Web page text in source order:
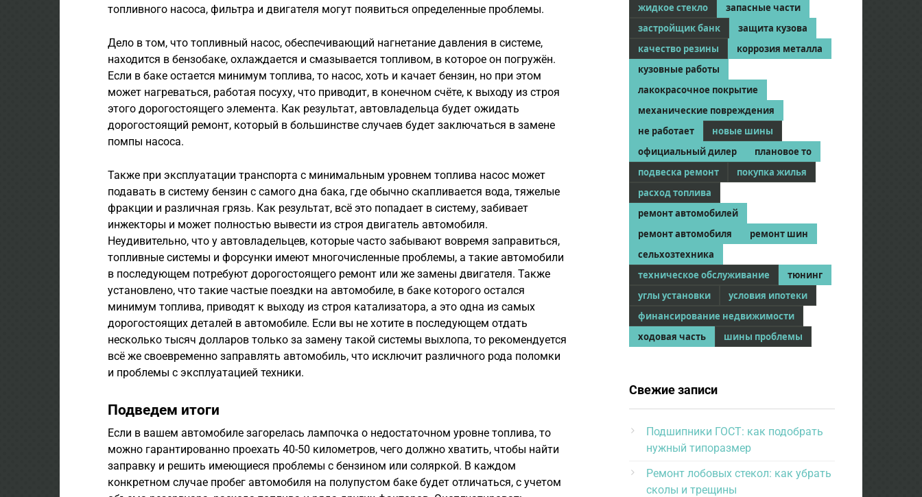
топливного насоса, фильтра и двигателя могут появиться определенные проблемы.
Дело в том, что топливный насос, обеспечивающий нагнетание давления в системе,
находится в бензобаке, охлаждается и смазывается топливом, в которое он погружён.
Если в баке остается минимум топлива, то насос, хоть и качает бензин, но при этом
может нагреваться, работая посуху, что приводит, в конечном счёте, к выходу из строя
этого дорогостоящего элемента. Как результат, автовладельца будет ожидать
дорогостоящий ремонт, который в большинстве случаев будет заключаться в замене
помпы насоса.
Также при эксплуатации транспорта с минимальным уровнем топлива насос может
подавать в систему бензин с самого дна бака, где обычно скапливается вода, тяжелые
фракции и различная грязь. Как результат, всё это попадает в систему, забивает
инжекторы и может полностью вывести из строя двигатель автомобиля.
Неудивительно, что у автовладельцев, которые часто забывают вовремя заправиться,
топливные системы и форсунки имеют многочисленные проблемы, а такие автомобили
в последующем потребуют дорогостоящего ремонт или же замены двигателя. Также
установлено, что такие частые поездки на автомобиле, в баке которого остался
минимум топлива, приводят к выходу из строя катализатора, а это одна из самых
дорогостоящих деталей в автомобиле. Если вы не хотите в последующем отдать
несколько тысяч долларов только за замену такой системы выхлопа, то рекомендуется
всё же своевременно заправлять автомобиль, что исключит различного рода поломки
и проблемы с эксплуатацией техники.
Подведем итоги
Если в вашем автомобиле загорелась лампочка о недостаточном уровне топлива, то
можно гарантированно проехать 40-50 километров, чего должно хватить, чтобы найти
заправку и решить имеющиеся проблемы с бензином или соляркой. В каждом
конкретном случае пробег автомобиля на полупустом баке будет отличаться, с учетом
жидкое стекло
запасные части
застройщик банк
защита кузова
качество резины
коррозия металла
кузовные работы
лакокрасочное покрытие
механические повреждения
не работает
новые шины
официальный дилер
плановое то
подвеска ремонт
покупка жилья
расход топлива
ремонт автомобилей
ремонт автомобиля
ремонт шин
сельхозтехника
техническое обслуживание
тюнинг
углы установки
условия ипотеки
финансирование недвижимости
ходовая часть
шины проблемы
Свежие записи
Подшипники ГОСТ: как подобрать
нужный типоразмер
Ремонт лобовых стекол: как убрать
сколы и трещины